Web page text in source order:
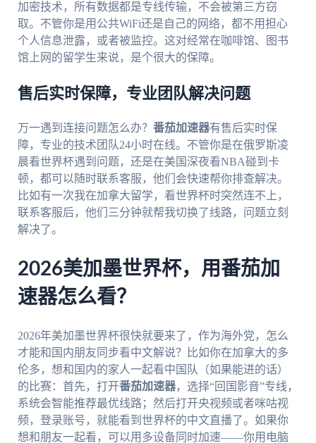
加密技术，所有数据都是专线传输，不会被第三方窃
取。不管你是用公共WiFi还是自己的网络，都不用担心
个人信息泄露，或者被监控。这对经常在咖啡馆、图书
馆上网的留学生来说，是个很大的保障。
售后实时保障，专业团队解决问题
万一遇到连接问题怎么办？ 番茄加速器有售后实时保
障，专业的技术团队24小时在线。不管你是在俄罗斯凌
晨看世界杯遇到问题，还是在美国深夜看NBA碰到卡
顿，都可以随时联系客服，他们会快速帮你排查解决。
比如有一次我在加拿大留学，看世界杯时突然连不上，
联系客服后，他们三分钟就帮我切换了线路，问题立刻
解决了。
2026美加墨世界杯，用番茄加
速器怎么看？
2026年美加墨世界杯很快就要来了，作为海外党，怎么
才能和国内朋友同步看中文解说？比如你在加拿大的多
伦多，想和国内的家人一起看中国队（如果能进的话）
的比赛：首先，打开番茄加速器，选择“回国影音”专线，
系统会智能推荐最优线路；然后打开央视频或者咪咕视
频，登录账号，就能看到世界杯的中文直播了。如果你
想和朋友一起看，可以用多设备同时加速——你用电脑